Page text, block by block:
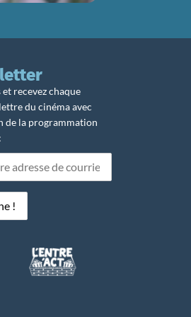
recevez chaque
du cinéma avec
de la programmation